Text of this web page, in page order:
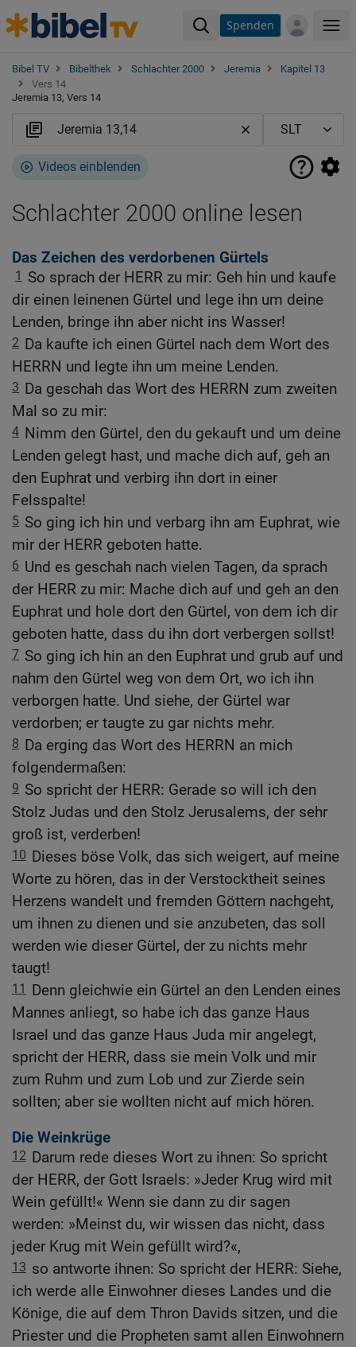
Spenden
Bibel TV Bibelthek Schlachter 2000 Jeremia
Kapitel 13
Vers 14
Jeremia 13, Vers 14
Videos einblenden
Schlachter 2000 online lesen
Das Zeichen des verdorbenen Gürtels
1
So sprach der HERR zu mir: Geh hin und kaufe
dir einen leinenen Gürtel und lege ihn um deine
Lenden, bringe ihn aber nicht ins Wasser!
2 Da kaufte ich einen Gürtel nach dem Wort des
HERRN und legte ihn um meine Lenden.
3 Da geschah das Wort des HERRN zum zweiten
Mal so zu mir:
4 Nimm den Gürtel, den du gekauft und um deine
Lenden gelegt hast, und mache dich auf, geh an
den Euphrat und verbirg ihn dort in einer
Felsspalte!
5 So ging ich hin und verbarg ihn am Euphrat, wie
mir der HERR geboten hatte.
6 Und es geschah nach vielen Tagen, da sprach
der HERR zu mir: Mache dich auf und geh an den
Euphrat und hole dort den Gürtel, von dem ich dir
geboten hatte, dass du ihn dort verbergen sollst!
7 So ging ich hin an den Euphrat und grub auf und
nahm den Gürtel weg von dem Ort, wo ich ihn
verborgen hatte. Und siehe, der Gürtel war
verdorben; er taugte zu gar nichts mehr.
8 Da erging das Wort des HERRN an mich
folgendermaßen:
9 So spricht der HERR: Gerade so will ich den
Stolz Judas und den Stolz Jerusalems, der sehr
groß ist, verderben!
10 Dieses böse Volk, das sich weigert, auf meine
Worte zu hören, das in der Verstocktheit seines
Herzens wandelt und fremden Göttern nachgeht,
um ihnen zu dienen und sie anzubeten, das soll
werden wie dieser Gürtel, der zu nichts mehr
taugt!
11
Denn gleichwie ein Gürtel an den Lenden eines
Mannes anliegt, so habe ich das ganze Haus
Israel und das ganze Haus Juda mir angelegt,
spricht der HERR, dass sie mein Volk und mir
zum Ruhm und zum Lob und zur Zierde sein
sollten; aber sie wollten nicht auf mich hören.
Die Weinkrüge
12 Darum rede dieses Wort zu ihnen: So spricht
der HERR, der Gott Israels: »Jeder Krug wird mit
Wein gefüllt!« Wenn sie dann zu dir sagen
werden: »Meinst du, wir wissen das nicht, dass
jeder Krug mit Wein gefüllt wird?«,
13 so antworte ihnen: So spricht der HERR: Siehe,
ich werde alle Einwohner dieses Landes und die
Könige, die auf dem Thron Davids sitzen, und die
Priester und die Propheten samt allen Einwohnern